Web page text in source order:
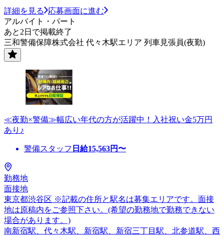
詳細を見る
応募画面に進む
アルバイト・パート
あと2日で掲載終了
三和警備保障株式会社 代々木駅エリア 列車見張員(夜勤)
≪夜勤×警備≫幅広い年代の方が活躍中！入社祝い金5万円
あり♪
警備スタッフ 日給15,563円〜
勤務地
面接地
東京都渋谷区 ※記載の住所と駅名は募集エリアです。面接
地は原稿内をご参照下さい。(希望の勤務地で勤務できない
場合があります。)
南新宿駅、代々木駅、新宿駅、新宿三丁目駅、北参道駅、西